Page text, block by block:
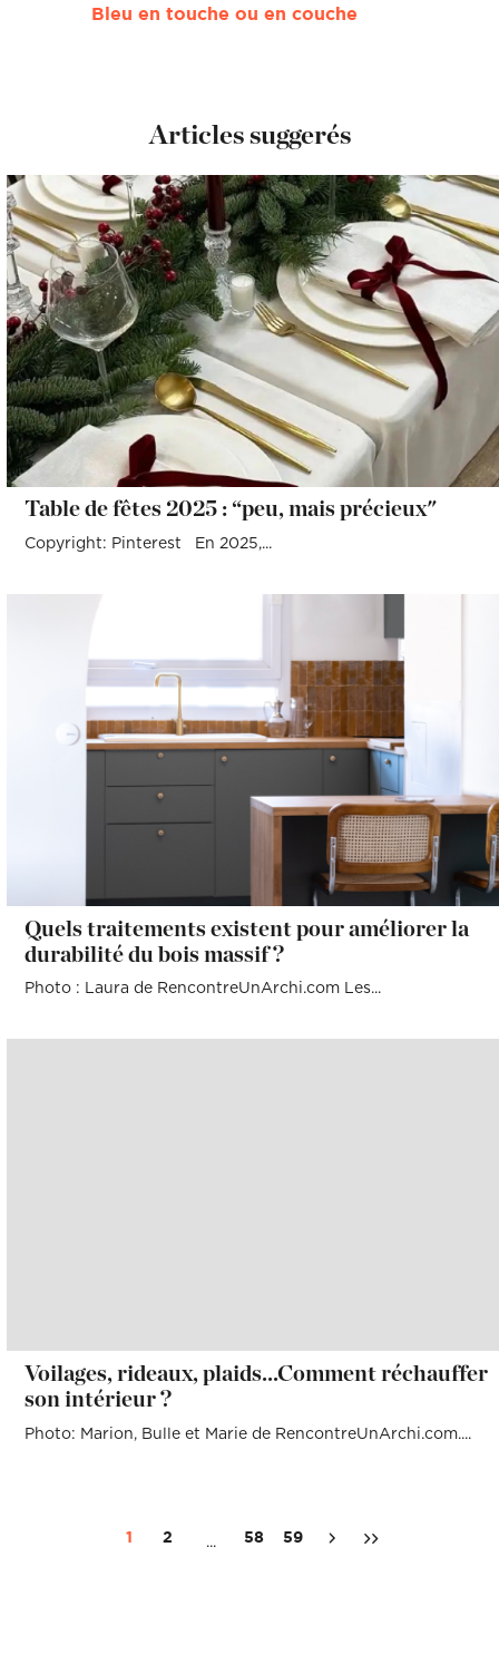
Bleu en touche ou en couche
Articles suggerés
Table de fêtes 2025 : “peu, mais précieux"
Copyright: Pinterest En 2025,...
Quels traitements existent pour améliorer la
durabilité du bois massif ?
Photo : Laura de RencontreUnArchi.com Les...
Voilages, rideaux, plaids...Comment réchauffer
son intérieur ?
Photo: Marion, Bulle et Marie de RencontreUnArchi.com....
1 2 ... 58 59